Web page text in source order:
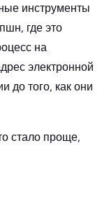
инструменты
где это
на
электронной
до того, как они
стало проще,